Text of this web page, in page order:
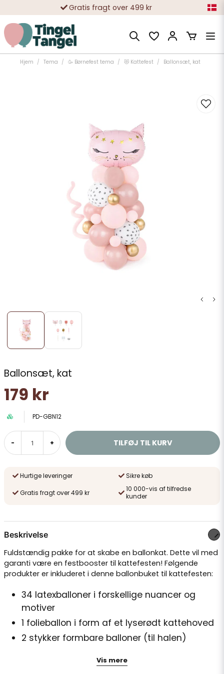
Gratis fragt over 499 kr
10 000-vis af tilfredse kunder
Hjem Tema 🥳 Børnefest tema 😻 Kattefest Ballonsæt, kat
Ballonsæt, kat
179 kr
PD-GBN12
- + TILFØJ TIL KURV
Hurtige leveringer
Sikre køb
Gratis fragt over 499 kr
10 000-vis af tilfredse
kunder
Beskrivelse
Fuldstændig pakke for at skabe en ballonkat. Dette vil med
garanti være en festbooster til kattefesten! Følgende
produkter er inkluderet i denne ballonbuket til kattefesten:
34 latexballoner i forskellige nuancer og
motiver
1 folieballon i form af et lyserødt kattehoved
2 stykker formbare balloner (til halen)
Vis mere